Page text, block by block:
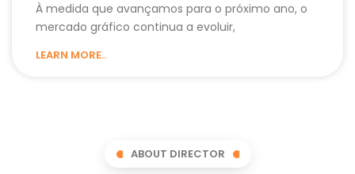
À medida que avançamos para o próximo ano, o
mercado gráfico continua a evoluir,
LEARN MORE..
ABOUT DIRECTOR